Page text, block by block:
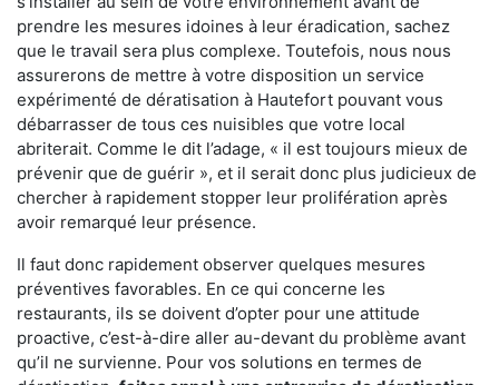
prendre les mesures idoines à leur éradication, sachez
que le travail sera plus complexe. Toutefois, nous nous
assurerons de mettre à votre disposition un service
expérimenté de dératisation à Hautefort pouvant vous
débarrasser de tous ces nuisibles que votre local
abriterait. Comme le dit l’adage, « il est toujours mieux de
prévenir que de guérir », et il serait donc plus judicieux de
chercher à rapidement stopper leur prolifération après
avoir remarqué leur présence.
Il faut donc rapidement observer quelques mesures
préventives favorables. En ce qui concerne les
restaurants, ils se doivent d’opter pour une attitude
proactive, c’est-à-dire aller au-devant du problème avant
qu’il ne survienne. Pour vos solutions en termes de